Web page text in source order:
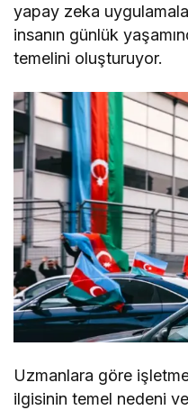
yapay zeka
insanın günlük
temelini oluşturuyor.
Uzmanlara göre
ilgisinin temel nedeni